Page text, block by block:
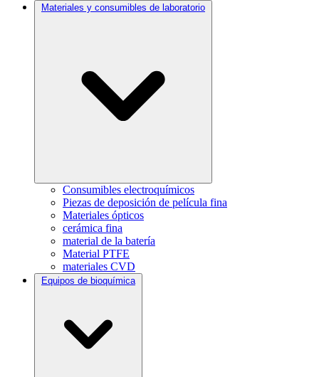
Materiales y consumibles de laboratorio
Consumibles electroquímicos
Piezas de deposición de película fina
Materiales ópticos
cerámica fina
material de la batería
Material PTFE
materiales CVD
Equipos de bioquímica